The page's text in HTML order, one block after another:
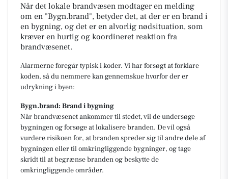
Når det lokale brandvæsen modtager en melding
om en "Bygn.brand", betyder det, at der er en brand i
en bygning, og det er en alvorlig nødsituation, som
kræver en hurtig og koordineret reaktion fra
brandvæsenet.
Alarmerne foregår typisk i koder. Vi har forsøgt at forklare
koden, så du nemmere kan gennemskue hvorfor der er
udrykning i byen:
Bygn.brand: Brand i bygning
Når brandvæsenet ankommer til stedet, vil de undersøge
bygningen og forsøge at lokalisere branden. De vil også
vurdere risikoen for, at branden spreder sig til andre dele af
bygningen eller til omkringliggende bygninger, og tage
skridt til at begrænse branden og beskytte de
omkringliggende områder.